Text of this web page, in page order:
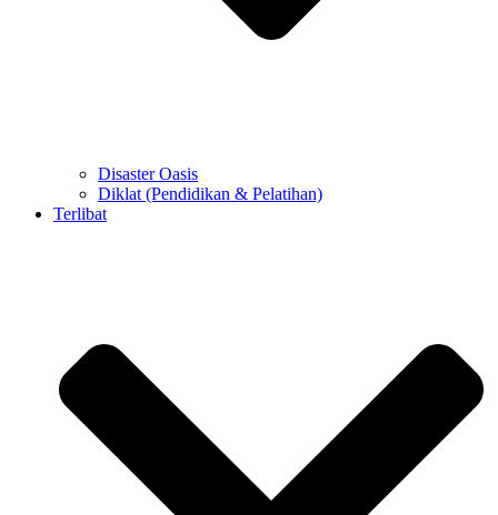
Disaster Oasis
Diklat (Pendidikan & Pelatihan)
Terlibat